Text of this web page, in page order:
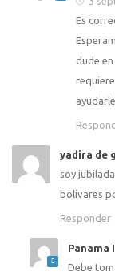
Es
dude
ayudarle.
yadira de
soy
bolivares
Responder
Panama
Debe